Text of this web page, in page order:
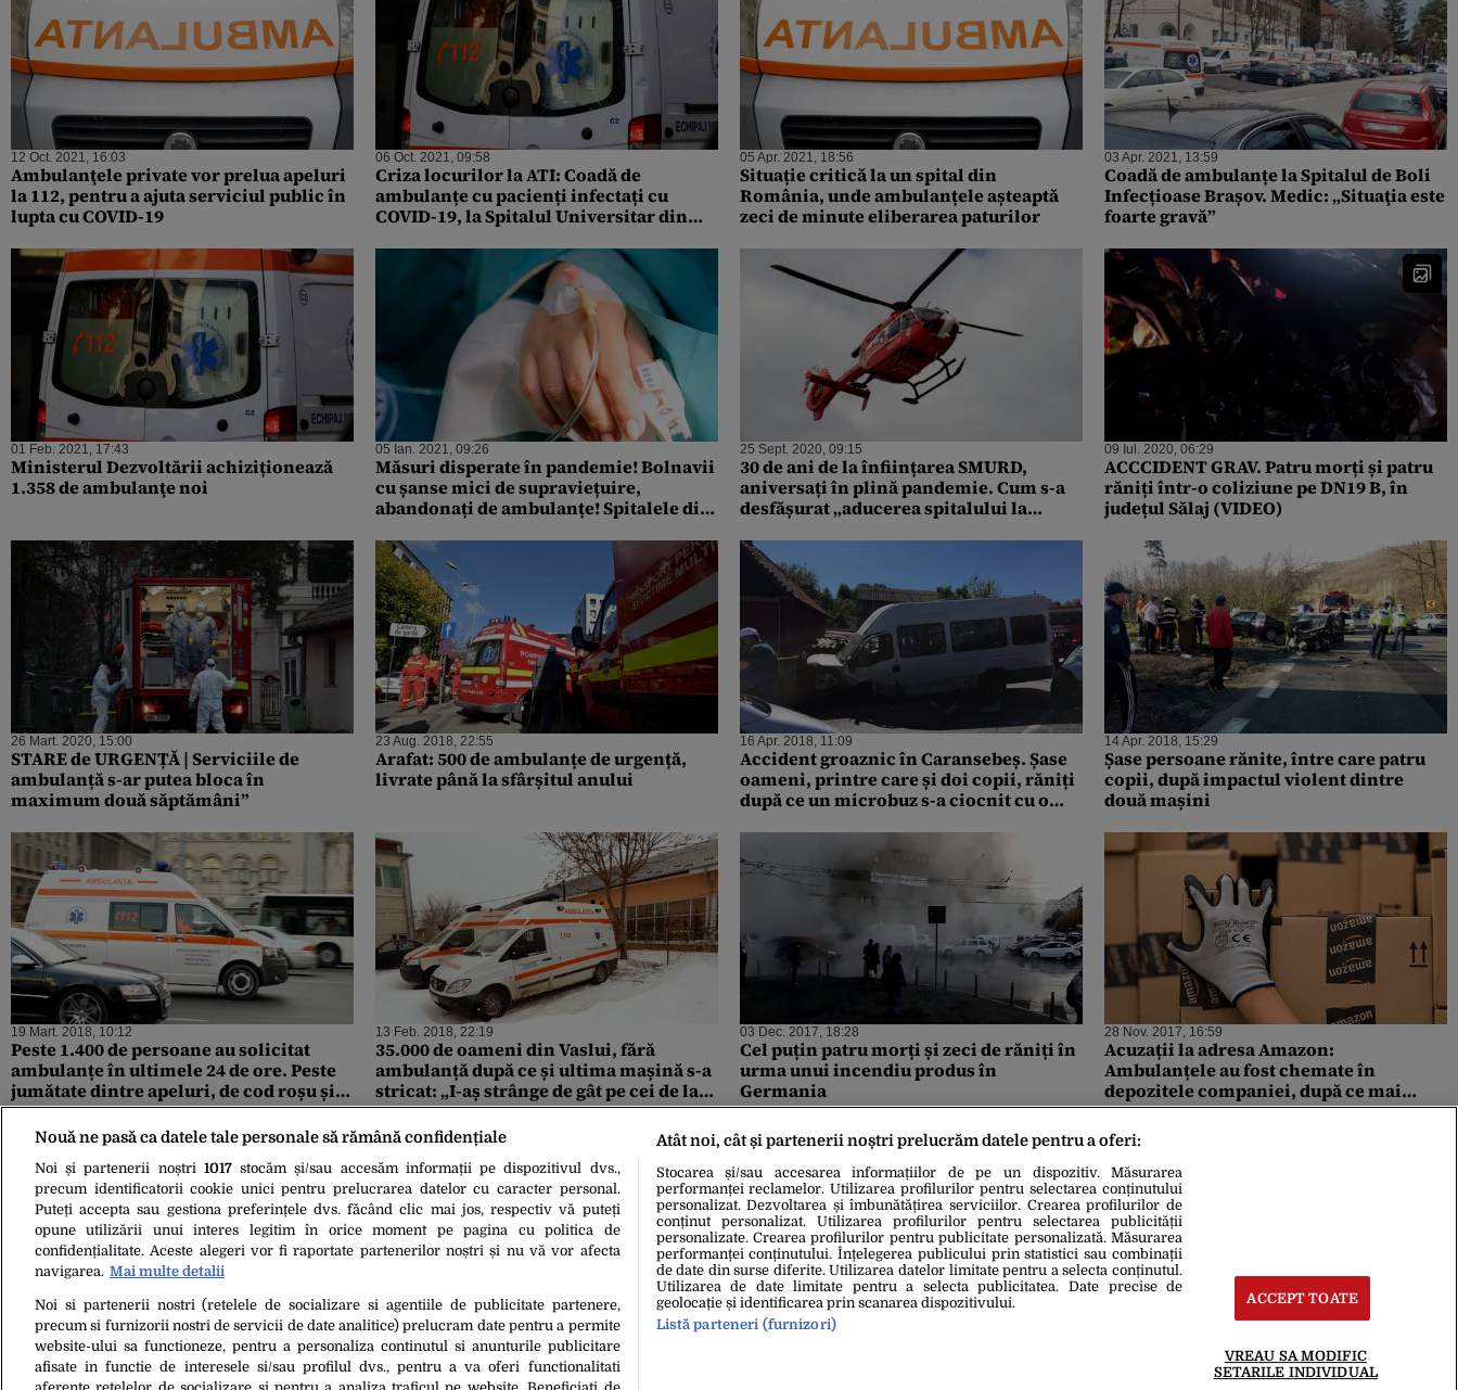
12 Oct. 2021, 16:03
Ambulanţele private vor prelua apeluri
la 112, pentru a ajuta serviciul public în
lupta cu COVID-19
06 Oct. 2021, 09:58
Criza locurilor la ATI: Coadă de
ambulanțe cu pacienți infectați cu
COVID-19, la Spitalul Universitar din
05 Apr. 2021, 18:56
Situație critică la un spital din
România, unde ambulanțele așteaptă
zeci de minute eliberarea paturilor
03 Apr. 2021, 13:59
Coadă de ambulanțe la Spitalul de Boli
Infecțioase Brașov. Medic: „Situaţia este
foarte gravă”
01 Feb. 2021, 17:43
Ministerul Dezvoltării achiziționează
1.358 de ambulanţe noi
05 Ian. 2021, 09:26
Măsuri disperate în pandemie! Bolnavii
cu șanse mici de supraviețuire,
abandonați de ambulanțe! Spitalele din
25 Sept. 2020, 09:15
30 de ani de la înființarea SMURD,
aniversați în plină pandemie. Cum s-a
desfășurat „aducerea spitalului la
09 Iul. 2020, 06:29
ACCCIDENT GRAV. Patru morți și patru
răniți într-o coliziune pe DN19 B, în
județul Sălaj (VIDEO)
26 Mart. 2020, 15:00
STARE de URGENȚĂ | Serviciile de
ambulanță s-ar putea bloca în
maximum două săptămâni”
23 Aug. 2018, 22:55
Arafat: 500 de ambulanțe de urgență,
livrate până la sfârșitul anului
16 Apr. 2018, 11:09
Accident groaznic în Caransebeș. Șase
oameni, printre care și doi copii, răniți
după ce un microbuz s-a ciocnit cu o
14 Apr. 2018, 15:29
Șase persoane rănite, între care patru
copii, după impactul violent dintre
două mașini
19 Mart. 2018, 10:12
Peste 1.400 de persoane au solicitat
ambulanțe în ultimele 24 de ore. Peste
jumătate dintre apeluri, de cod roșu și
galben
13 Feb. 2018, 22:19
35.000 de oameni din Vaslui, fără
ambulanță după ce și ultima mașină s-a
stricat: „I-aș strânge de gât pe cei de la
SAJ. Imaginați-vă că noi murim cu zile
aici”
03 Dec. 2017, 18:28
Cel puțin patru morți și zeci de răniți în
urma unui incendiu produs în
Germania
28 Nov. 2017, 16:59
Acuzații la adresa Amazon:
Ambulanțele au fost chemate în
depozitele companiei, după ce mai
mulți angajați extenuați au leșinat
23 Nov. 2017, 17:13
ISU, despre intervenția la casa Stelei
Popescu: Apelul la 112 anunța un caz cu
probleme respiratorii. Când au ajuns
Nouă ne pasă ca datele tale personale să rămână confidențiale
Noi și partenerii noștri 1017stocăm și/sau accesăm informații pe dispozitivul dvs.,
precum identificatorii cookie unici pentru prelucrarea datelor cu caracter personal.
Puteți accepta sau gestiona preferințele dvs. făcând clic mai jos, respectiv vă puteți
opune utilizării unui interes legitim în orice moment pe pagina cu politica de
confidențialitate. Aceste alegeri vor fi raportate partenerilor noștri și nu vă vor afecta
navigarea. Mai multe detalii
Noi si partenerii nostri (retelele de socializare si agentiile de publicitate partenere,
precum si furnizorii nostri de servicii de date analitice) prelucram date pentru a permite
website-ului sa functioneze, pentru a personaliza continutul si anunturile publicitare
afisate in functie de interesele si/sau profilul dvs., pentru a va oferi functionalitati
Atât noi, cât și partenerii noștri prelucrăm datele pentru a oferi:
Stocarea și/sau accesarea informațiilor de pe un dispozitiv. Măsurarea
performanței reclamelor. Utilizarea profilurilor pentru selectarea conținutului
personalizat. Dezvoltarea și îmbunătățirea serviciilor. Crearea profilurilor de
conținut personalizat. Utilizarea profilurilor pentru selectarea publicității
personalizate. Crearea profilurilor pentru publicitate personalizată. Măsurarea
performanței conținutului. Înțelegerea publicului prin statistici sau combinații
de date din surse diferite. Utilizarea datelor limitate pentru a selecta conținutul.
Utilizarea de date limitate pentru a selecta publicitatea. Date precise de
geolocație și identificarea prin scanarea dispozitivului.
Listă parteneri (furnizori)
ACCEPT TOATE
VREAU SA MODIFIC
SETARILE INDIVIDUAL